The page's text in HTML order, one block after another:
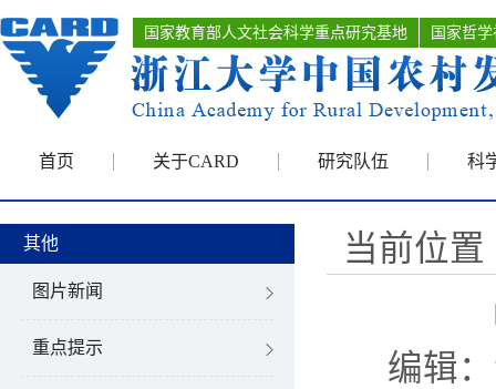
国家教育部人文社会科学重点研究基地 国家哲
首页 关于CARD 研究队伍 科
其他
图片新闻
重点提示
当前位置
编辑